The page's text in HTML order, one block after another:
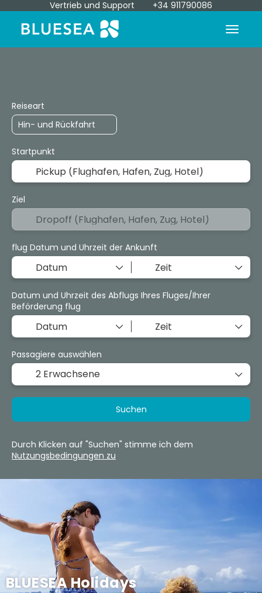
Vertrieb und Support +34 911790086
BLUESEA Holidays
Reiseart
Startpunkt
Ziel
flug Datum und Uhrzeit der Ankunft
Datum und Uhrzeit des Abflugs Ihres Fluges/Ihrer
Beförderung flug
Passagiere auswählen
2 Erwachsene
Suchen
Durch Klicken auf "Suchen" stimme ich dem
Nutzungsbedingungen zu